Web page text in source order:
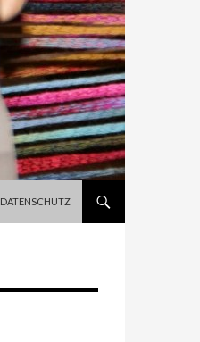
DATENSCHUTZ